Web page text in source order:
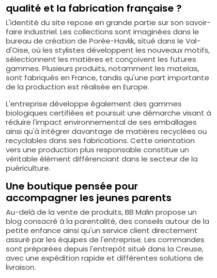
qualité et la fabrication française ?
L'identité du site repose en grande partie sur son savoir-
faire industriel. Les collections sont imaginées dans le
bureau de création de Porée-Havlik, situé dans le Val-
d'Oise, où les stylistes développent les nouveaux motifs,
sélectionnent les matières et conçoivent les futures
gammes. Plusieurs produits, notamment les matelas,
sont fabriqués en France, tandis qu'une part importante
de la production est réalisée en Europe.
L'entreprise développe également des gammes
biologiques certifiées et poursuit une démarche visant à
réduire l'impact environnemental de ses emballages
ainsi qu'à intégrer davantage de matières recyclées ou
recyclables dans ses fabrications. Cette orientation
vers une production plus responsable constitue un
véritable élément différenciant dans le secteur de la
puériculture.
Une boutique pensée pour
accompagner les jeunes parents
Au-delà de la vente de produits, BB Malin propose un
blog consacré à la parentalité, des conseils autour de la
petite enfance ainsi qu'un service client directement
assuré par les équipes de l'entreprise. Les commandes
sont préparées depuis l'entrepôt situé dans la Creuse,
avec une expédition rapide et différentes solutions de
livraison.